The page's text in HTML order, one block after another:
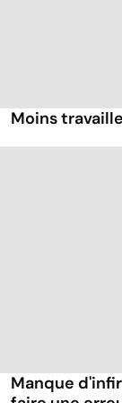
Moins
Manque